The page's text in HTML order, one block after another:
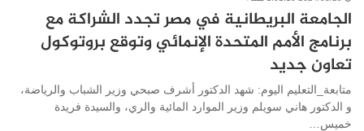
الجامعة البريطانية في مصر تجدد الشراكة مع
برنامج الأمم المتحدة الإنمائي وتوقع بروتوكول
تعاون جديد
متابعة_التعليم اليوم: شهد الدكتور أشرف صبحي وزير الشباب والرياضة،
و الدكتور هاني سويلم وزير الموارد المائية والري، والسيدة فريدة
خميس…